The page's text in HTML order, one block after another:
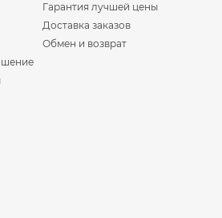
Гарантия лучшей цены
Доставка заказов
Обмен и возврат